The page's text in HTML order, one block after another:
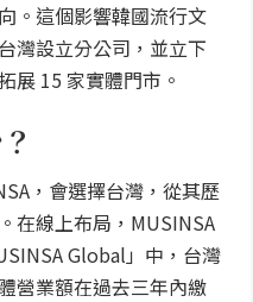
。這個影響韓國流行文
灣設立分公司，並立下
展 15 家實體門市。
，會選擇台灣，從其歷
在線上布局，MUSINSA
Global」中，台灣
營業額在過去三年內繳